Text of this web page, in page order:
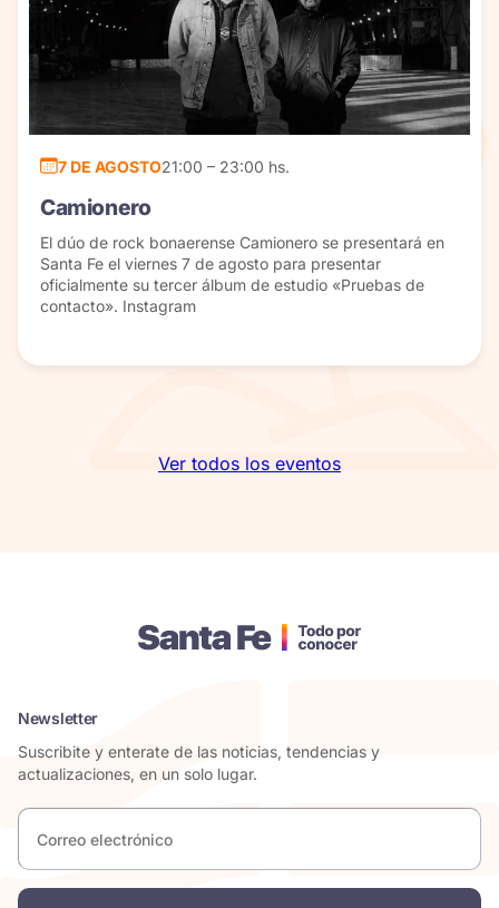
Ver todos los eventos
7 DE AGOSTO21:00 – 23:00 hs.
Camionero
El dúo de rock bonaerense Camionero se presentará en
Santa Fe el viernes 7 de agosto para presentar
oficialmente su tercer álbum de estudio «Pruebas de
contacto». Instagram
Newsletter
Suscribite y enterate de las noticias, tendencias y
actualizaciones, en un solo lugar.
Correo
electrónico *